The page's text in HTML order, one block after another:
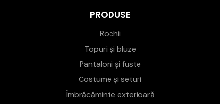
PRODUSE
Rochii
Topuri și bluze
Pantaloni și fuste
Costume și seturi
Îmbrăcăminte exterioară